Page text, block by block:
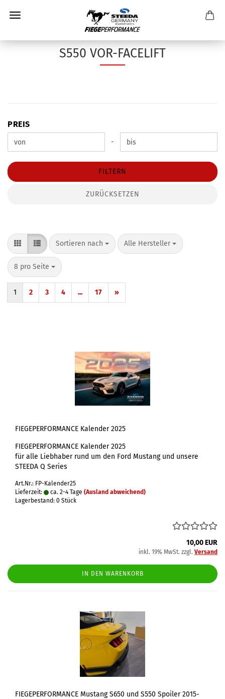
S550 VOR-FACELIFT
PREIS
PREIS
Preis bis -
FILTERN
ZURÜCKSETZEN
Sortieren nach
Sortieren nach Alle Hersteller
pro Seite
8 pro Seite
pro Seite
1 2 3 4 ... 17 »
FIEGEPERFORMANCE Kalender 2025
FIEGEPERFORMANCE Kalender 2025
für alle Liebhaber rund um den Ford Mustang und unsere
STEEDA Q Series
Art.Nr.: FP-Kalender25
Lieferzeit:
ca. 2-4 Tage (Ausland abweichend)
Lagerbestand: 0 Stück
10,00 EUR
inkl. 19% MwSt. zzgl. Versand
IN DEN WARENKORB
FIEGEPERFORMANCE Mustang S650 und S550 Spoiler 2015-